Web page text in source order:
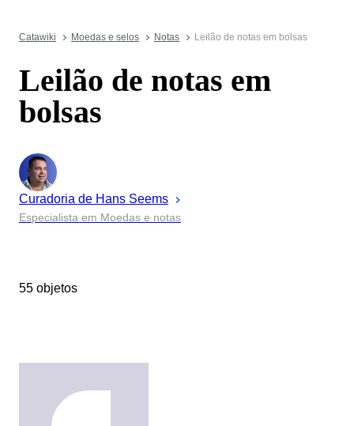
Catawiki Moedas e selos Notas Leilão de notas em bolsas
Leilão de notas em
bolsas
Curadoria de Hans Seems
Especialista em Moedas e notas
55 objetos